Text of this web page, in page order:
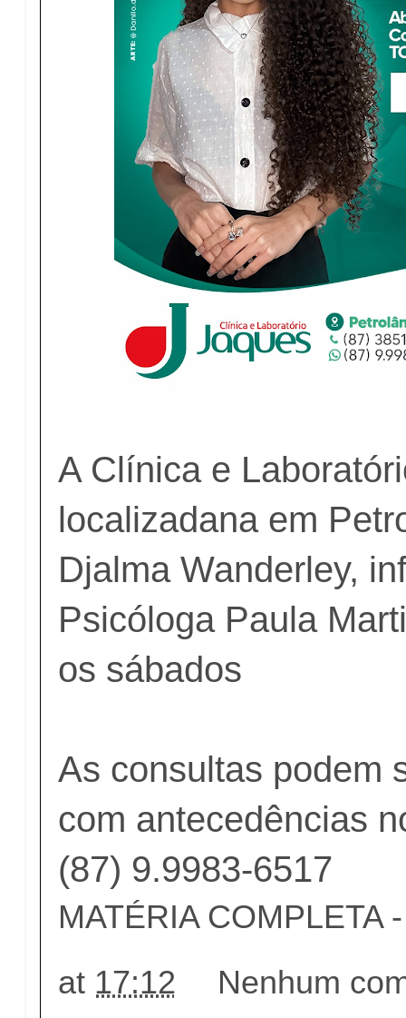
A Clínica e
localizadana em
Djalma Wanderley,
Psicóloga Paula
os sábados
As consultas podem
com antecedências
(87) 9.9983-6517
MATÉRIA COMPLETA
at 17:12 Nenhum